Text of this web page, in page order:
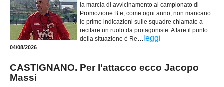
la marcia di avvicinamento al campionato di
Promozione B e, come ogni anno, non mancano
le prime indicazioni sulle squadre chiamate a
recitare un ruolo da protagoniste. A fare il punto
della situazione è Re... leggi
04/08/2026
CASTIGNANO. Per l'attacco ecco Jacopo
Massi